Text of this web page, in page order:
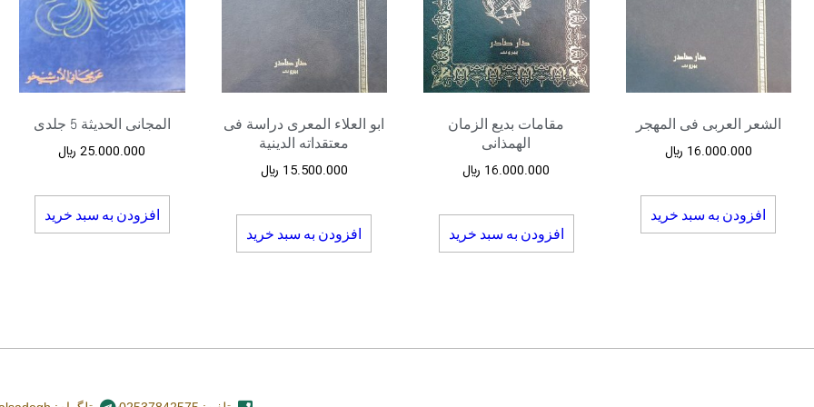
الشعر العربی فی المهجر
16.000.000 ﷼
افزودن به سبد خرید
مقامات بدیع الزمان
الهمذانی
16.000.000 ﷼
افزودن به سبد خرید
ابو العلاء المعری دراسة فی
معتقداته الدینیة
15.500.000 ﷼
افزودن به سبد خرید
المجانی الحدیثة 5 جلدی
25.000.000 ﷼
افزودن به سبد خرید